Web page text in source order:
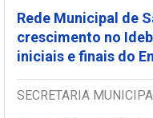
Rede Municipal de
crescimento no
iniciais e finais do
SECRETARIA